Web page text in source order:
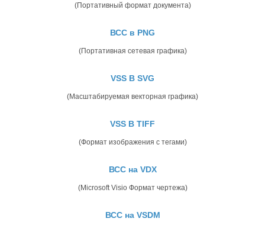
(Портативный формат документа)
ВСС в PNG
(Портативная сетевая графика)
VSS В SVG
(Масштабируемая векторная графика)
VSS В TIFF
(Формат изображения с тегами)
ВСС на VDX
(Microsoft Visio Формат чертежа)
ВСС на VSDM